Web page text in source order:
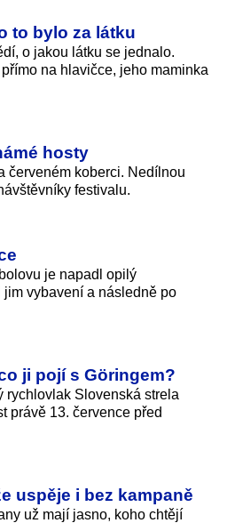
to bylo za látku
o jakou látku se jednalo.
na hlavičce, jeho maminka
hosty
červeném koberci. Nedílnou
festivalu.
je napadl opilý
vybavení a následně po
ji pojí s Göringem?
rychlovlak Slovenská strela
právě 13. července před
uspěje i bez kampaně
už mají jasno, koho chtějí